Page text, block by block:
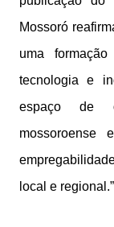
Mossoró
uma
tecnologia e
espaço de
local e regional.”